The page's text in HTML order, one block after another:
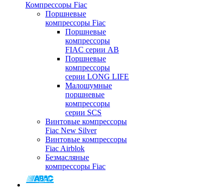
Компрессоры Fiac
Поршневые
компрессоры Fiac
Поршневые
компрессоры
FIAC серии AB
Поршневые
компрессоры
серии LONG LIFE
Малошумные
поршневые
компрессоры
серии SCS
Винтовые компрессоры
Fiac New Silver
Винтовые компрессоры
Fiac Airblok
Безмасляные
компрессоры Fiac